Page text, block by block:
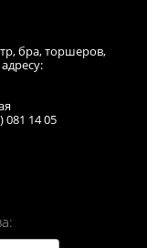
бра, торшеров,
081 14 05